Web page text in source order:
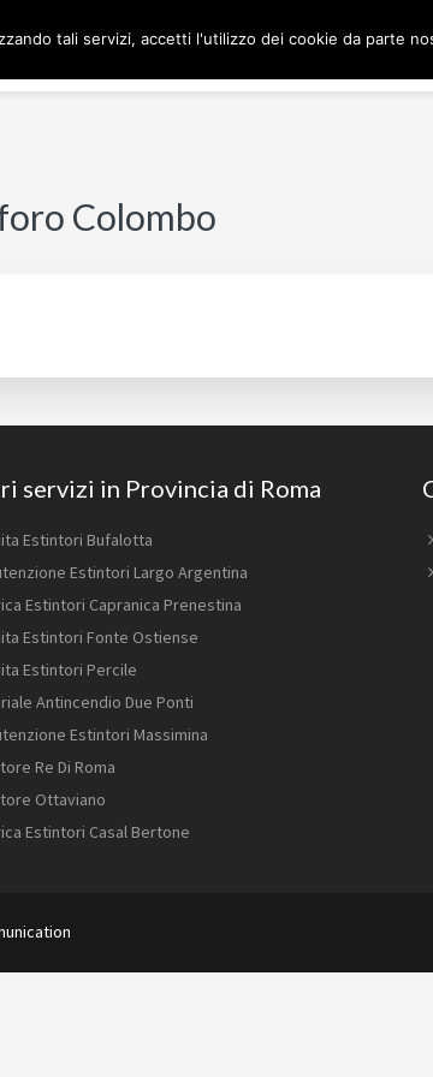
Colombo
servizi in Provincia di Roma
Estintori Bufalotta
Estintori Largo Argentina
Estintori Capranica Prenestina
Estintori Fonte Ostiense
Estintori Percile
Antincendio Due Ponti
Estintori Massimina
Re Di Roma
Ottaviano
Estintori Casal Bertone
tali servizi, accetti l'utilizzo dei cookie da parte